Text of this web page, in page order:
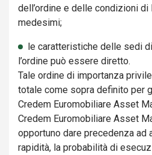
dell’ordine e delle condizioni
medesimi;
le caratteristiche delle sedi
l’ordine può essere diretto.
Tale ordine di importanza
totale come sopra definito per
Credem Euromobiliare Asset
Credem Euromobiliare Asset
opportuno dare precedenza ad
rapidità, la probabilità di